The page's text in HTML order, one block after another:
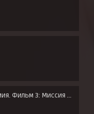
Моя геройская академия. Фильм 3: Миссия мировых героев